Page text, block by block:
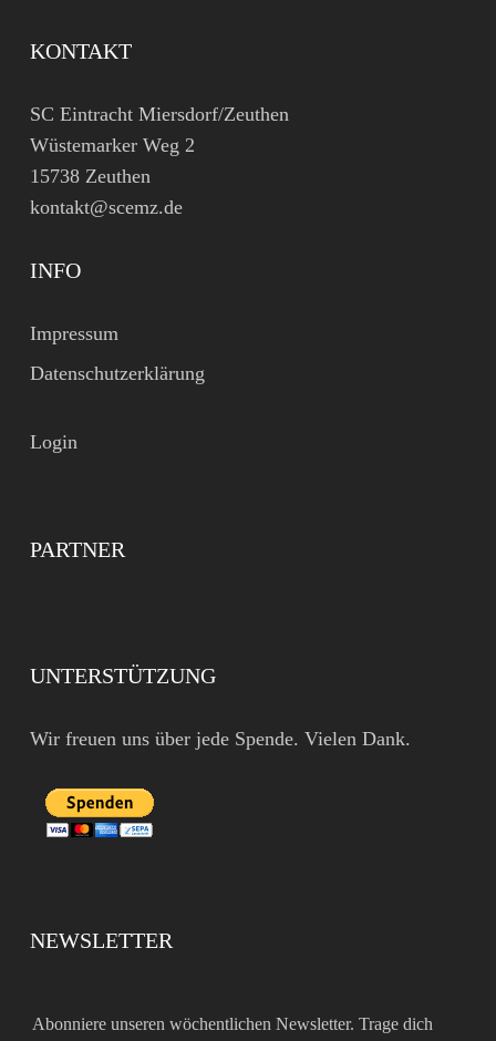
KONTAKT
SC Eintracht Miersdorf/Zeuthen
Wüstemarker Weg 2
15738 Zeuthen
kontakt@scemz.de
INFO
Impressum
Datenschutzerklärung
Login
PARTNER
UNTERSTÜTZUNG
Wir freuen uns über jede Spende. Vielen Dank.
NEWSLETTER
Abonniere unseren wöchentlichen Newsletter. Trage dich